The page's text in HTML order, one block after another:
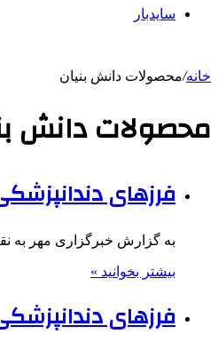
سایدبار
خانه/محصولات دانش بنیان
محصولات دانش
فرزهای
به گزارش خبرگزاری مهر به
بیشتر بخوانید »
فرزهای